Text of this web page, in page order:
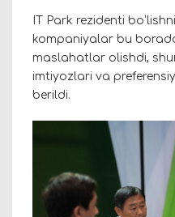
IT Park rezidenti
kompaniyalar bu
maslahatlar olishdi,
imtiyozlari va
berildi.